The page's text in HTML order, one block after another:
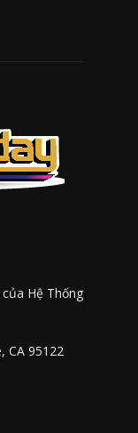
Hệ Thống
CA 95122